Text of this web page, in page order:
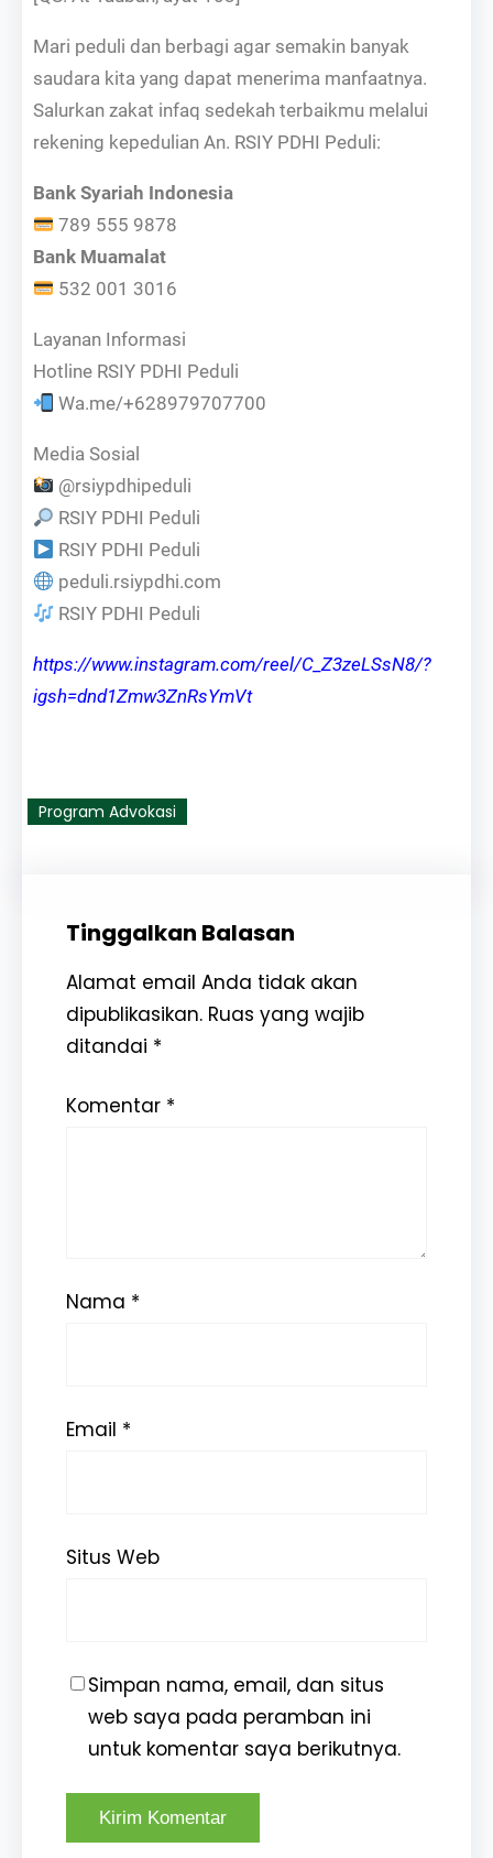
Mari peduli dan berbagi agar semakin banyak
saudara kita yang dapat menerima manfaatnya.
Salurkan zakat infaq sedekah terbaikmu melalui
rekening kepedulian An. RSIY PDHI Peduli:
Bank Syariah Indonesia
789 555 9878
Bank Muamalat
532 001 3016
Layanan Informasi
Hotline RSIY PDHI Peduli
Wa.me/+628979707700
Media Sosial
@rsiypdhipeduli
RSIY PDHI Peduli
RSIY PDHI Peduli
peduli.rsiypdhi.com
RSIY PDHI Peduli
https://www.instagram.com/reel/C_Z3zeLSsN8/?
igsh=dnd1Zmw3ZnRsYmVt
Program Advokasi
Tinggalkan Balasan
Alamat email Anda tidak akan
dipublikasikan. Ruas yang wajib
ditandai *
Komentar *
Nama *
Email *
Situs Web
Simpan nama, email, dan situs
web saya pada peramban ini
untuk komentar saya berikutnya.